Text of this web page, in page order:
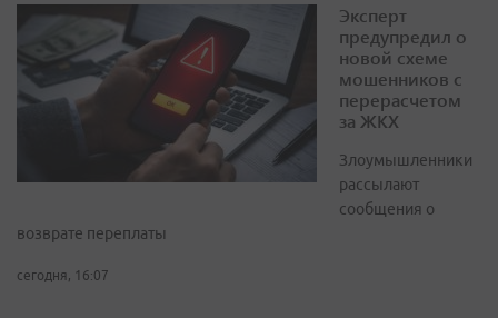
Эксперт
предупредил о
новой схеме
мошенников с
перерасчетом
за ЖКХ
Злоумышленники
рассылают
сообщения о
возврате переплаты
сегодня, 16:07